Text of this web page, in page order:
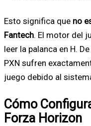
Esto significa que no
Fantech. El motor del
leer la palanca en H.
PXN sufren
juego debido al
Cómo
Forza Horizon